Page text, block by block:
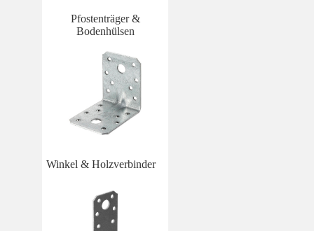
Pfostenträger &
Bodenhülsen
Winkel & Holzverbinder